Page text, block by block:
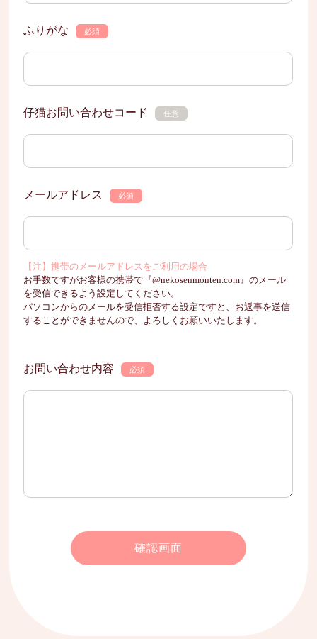
ふりがな 必須
仔猫お問い合わせコード 任意
メールアドレス 必須
【注】携帯のメールアドレスをご利用の場合
お手数ですがお客様の携帯で『@nekosenmonten.com』のメール
を受信できるよう設定してください。
パソコンからのメールを受信拒否する設定ですと、お返事を送信
することができませんので、よろしくお願いいたします。
お問い合わせ内容 必須